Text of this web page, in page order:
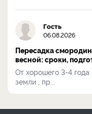
Гость
06.08.2026
Пересадка
весной: сроки,
От хорошего 3-4
земли , пр...